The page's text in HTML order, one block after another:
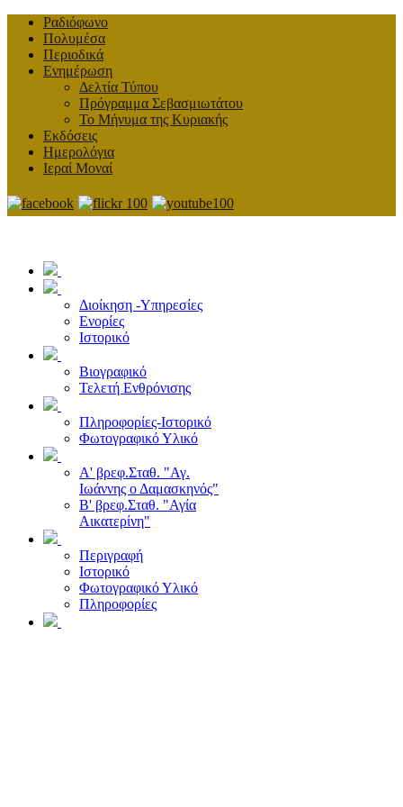
Ραδιόφωνο
Πολυμέσα
Περιοδικά
Ενημέρωση
Δελτία Τύπου
Πρόγραμμα Σεβασμιωτάτου
Το Μήνυμα της Κυριακής
Εκδόσεις
Ημερολόγια
Ιεραί Μοναί
Διοίκηση -Υπηρεσίες
Ενορίες
Ιστορικό
Βιογραφικό
Τελετή Ενθρόνισης
Πληροφορίες-Ιστορικό
Φωτογραφικό Υλικό
Α' βρεφ.Σταθ. "Αγ.
Ιωάννης ο Δαμασκηνός"
Β' βρεφ.Σταθ. "Αγία
Αικατερίνη"
Περιγραφή
Ιστορικό
Φωτογραφικό Υλικό
Πληροφορίες